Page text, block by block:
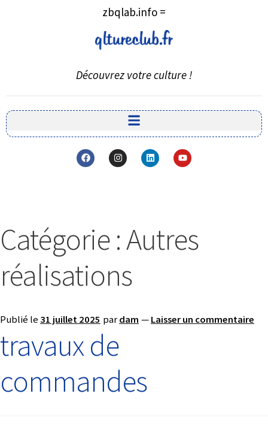
zbqlab.info =
Découvrez votre culture !
Catégorie :Autres
réalisations
Publié le 31 juillet 2025 pardam —Laisser un commentaire
travaux de
commandes